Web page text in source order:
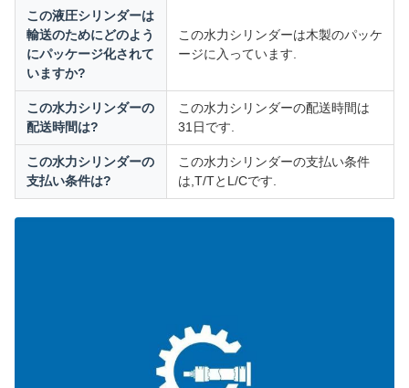
この液圧シリンダーは
輸送のためにどのよう
にパッケージ化されて
いますか?
この水力シリンダーは木製のパッケ
ージに入っています.
この水力シリンダーの
配送時間は?
この水力シリンダーの配送時間は
31日です.
この水力シリンダーの
支払い条件は?
この水力シリンダーの支払い条件
は,T/TとL/Cです.